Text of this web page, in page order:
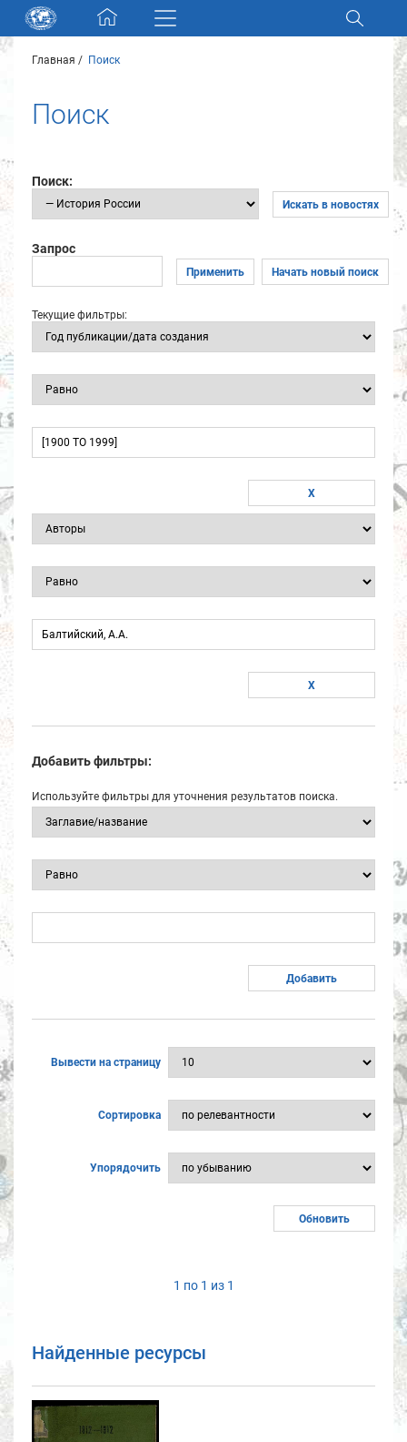
Skip navigation
Разделы и коллекции
Электронный каталог
Новости
Партнеры
Найти
Главная Поиск
Поиск
Поиск:
Искать в новостях
Запрос
Применить Начать новый поиск
Текущие фильтры:
Добавить фильтры:
Используйте фильтры для уточнения результатов поиска.
Вывести на страницу
Сортировка
Упорядочить
1 по 1 из 1
Найденные ресурсы